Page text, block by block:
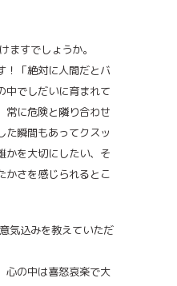
ますでしょうか。
！「絶対に人間だとバ
中でしだいに育まれて
常に危険と隣り合わせ
た瞬間もあってクスッ
かを大切にしたい、そ
かさを感じられるとこ
気込みを教えていただ
心の中は喜怒哀楽で大